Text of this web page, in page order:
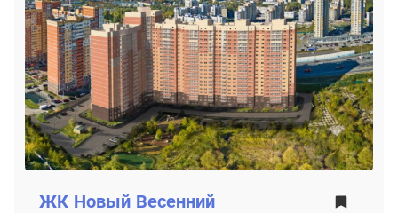
ЖК Новый Весенний